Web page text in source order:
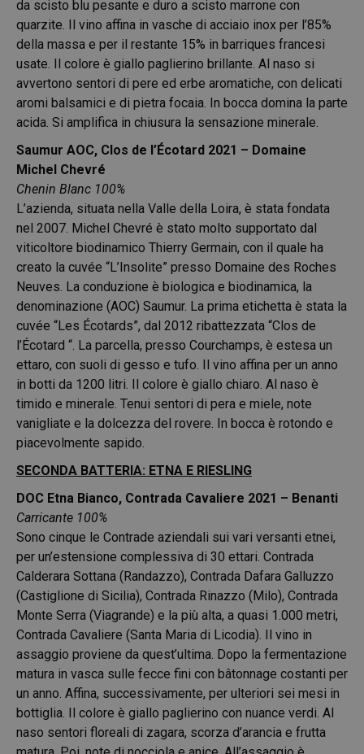
da scisto blu pesante e duro a scisto marrone con
quarzite. Il vino affina in vasche di acciaio inox per l’85%
della massa e per il restante 15% in barriques francesi
usate. Il colore è giallo paglierino brillante. Al naso si
avvertono sentori di pere ed erbe aromatiche, con delicati
aromi balsamici e di pietra focaia. In bocca domina la parte
acida. Si amplifica in chiusura la sensazione minerale.
Saumur AOC, Clos de l’Écotard 2021 – Domaine
Michel Chevré
Chenin Blanc 100%
L’azienda, situata nella Valle della Loira, è stata fondata
nel 2007. Michel Chevré è stato molto supportato dal
viticoltore biodinamico Thierry Germain, con il quale ha
creato la cuvée “L’Insolite” presso Domaine des Roches
Neuves. La conduzione è biologica e biodinamica, la
denominazione (AOC) Saumur. La prima etichetta è stata la
cuvée “Les Écotards”, dal 2012 ribattezzata “Clos de
l’Écotard “. La parcella, presso Courchamps, è estesa un
ettaro, con suoli di gesso e tufo. Il vino affina per un anno
in botti da 1200 litri. Il colore è giallo chiaro. Al naso è
timido e minerale. Tenui sentori di pera e miele, note
vanigliate e la dolcezza del rovere. In bocca è rotondo e
piacevolmente sapido.
SECONDA BATTERIA: ETNA E RIESLING
DOC Etna Bianco, Contrada Cavaliere 2021 – Benanti
Carricante 100%
Sono cinque le Contrade aziendali sui vari versanti etnei,
per un’estensione complessiva di 30 ettari. Contrada
Calderara Sottana (Randazzo), Contrada Dafara Galluzzo
(Castiglione di Sicilia), Contrada Rinazzo (Milo), Contrada
Monte Serra (Viagrande) e la più alta, a quasi 1.000 metri,
Contrada Cavaliere (Santa Maria di Licodia). Il vino in
assaggio proviene da quest’ultima. Dopo la fermentazione
matura in vasca sulle fecce fini con bâtonnage costanti per
un anno. Affina, successivamente, per ulteriori sei mesi in
bottiglia. Il colore è giallo paglierino con nuance verdi. Al
naso sentori floreali di zagara, scorza d’arancia e frutta